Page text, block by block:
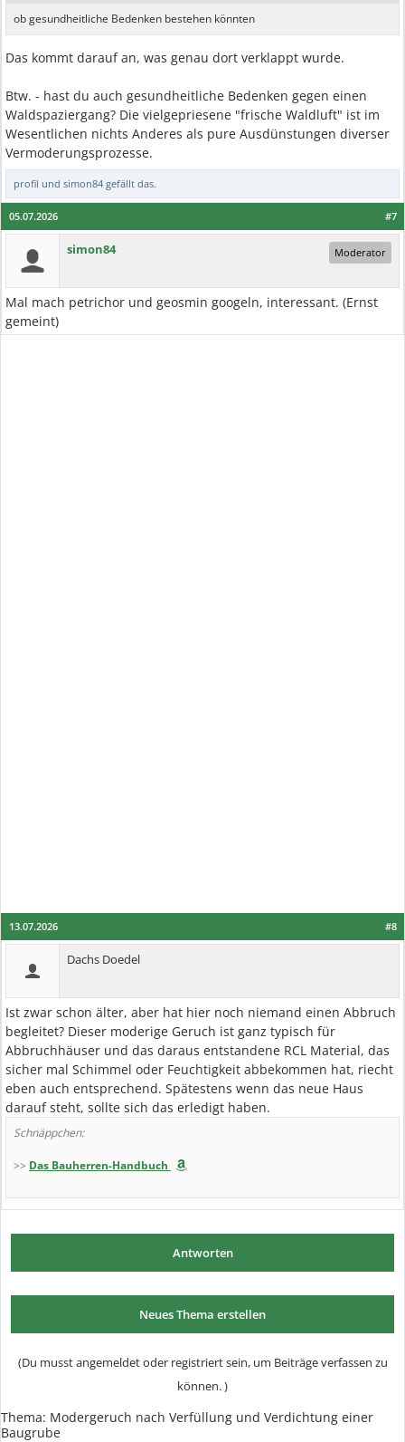
ob gesundheitliche Bedenken bestehen könnten
Das kommt darauf an, was genau dort verklappt wurde.
Btw. - hast du auch gesundheitliche Bedenken gegen einen
Waldspaziergang? Die vielgepriesene "frische Waldluft" ist im
Wesentlichen nichts Anderes als pure Ausdünstungen diverser
Vermoderungsprozesse.
profil und simon84 gefällt das.
#7
05.07.2026
simon84 Moderator
Mal mach petrichor und geosmin googeln, interessant. (Ernst
gemeint)
#8
13.07.2026
Dachs Doedel
Ist zwar schon älter, aber hat hier noch niemand einen Abbruch
begleitet? Dieser moderige Geruch ist ganz typisch für
Abbruchhäuser und das daraus entstandene RCL Material, das
sicher mal Schimmel oder Feuchtigkeit abbekommen hat, riecht
eben auch entsprechend. Spätestens wenn das neue Haus
darauf steht, sollte sich das erledigt haben.
Schnäppchen:
>> Das Bauherren-Handbuch
Antworten
Neues Thema erstellen
(Du musst angemeldet oder registriert sein, um Beiträge verfassen zu
können. )
Thema: Modergeruch nach Verfüllung und Verdichtung einer
Baugrube